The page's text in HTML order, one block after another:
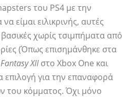
του PS4 με την
είμαι ειλικρινής, αυτές
χωρίς τσιμπήματα από
(Όπως επισημάνθηκε στα
XIIστο Xbox One και
επιλογή για την επαναφορά
του κόμματος. Όχι μόνο